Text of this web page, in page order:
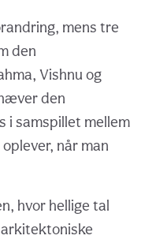
mens tre
den
Vishnu og
den
i samspillet mellem
når man
hvor hellige tal